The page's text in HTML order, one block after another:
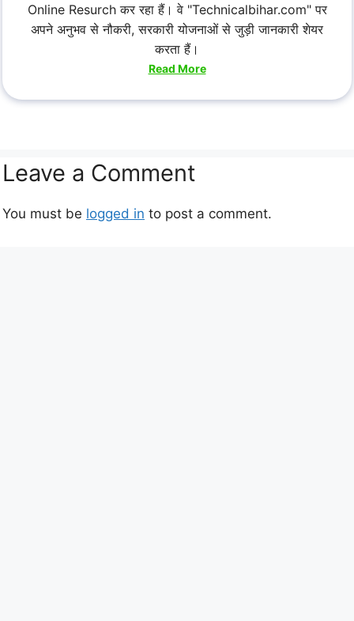
Online Resurch कर रहा हैं। वे "Technicalbihar.com" पर
अपने अनुभव से नौकरी, सरकारी योजनाओं से जुड़ी जानकारी शेयर
करता हैं।
Read More
Leave a Comment
You must be logged in to post a comment.